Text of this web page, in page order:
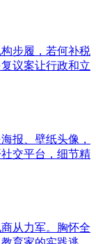
步履，若何补税
议案让行政和立
报、壁纸头像，
交平台，细节精
从力军。胸怀全